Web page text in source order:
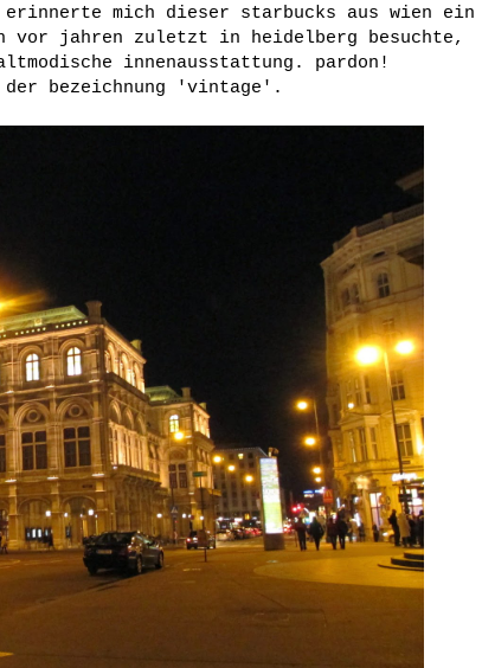
mich dieser starbucks aus wien ein
vor jahren zuletzt in heidelberg besuchte,
innenausstattung. pardon!
bezeichnung 'vintage'.